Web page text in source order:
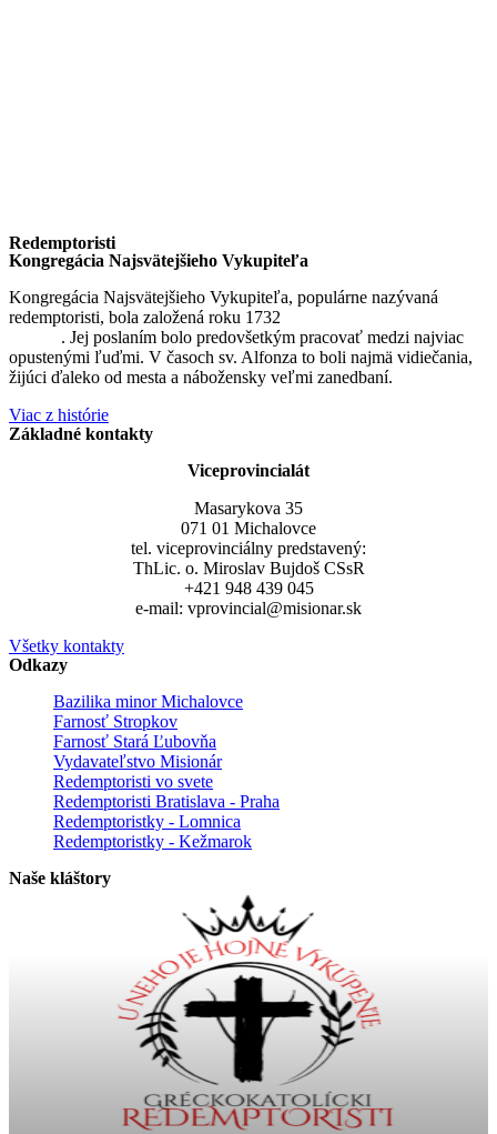
Redemptoristi
Kongregácia Najsvätejšieho Vykupiteľa
Kongregácia Najsvätejšieho Vykupiteľa, populárne nazývaná
redemptoristi, bola založená roku 1732
. Jej poslaním bolo predovšetkým pracovať medzi najviac
opustenými ľuďmi. V časoch sv. Alfonza to boli najmä vidiečania,
žijúci ďaleko od mesta a nábožensky veľmi zanedbaní.
Viac z histórie
Základné kontakty
Viceprovincialát
Masarykova 35
071 01 Michalovce
tel. viceprovinciálny predstavený:
ThLic. o. Miroslav Bujdoš CSsR
+421 948 439 045
e-mail: vprovincial@misionar.sk
Všetky kontakty
Odkazy
Bazilika minor Michalovce
Farnosť Stropkov
Farnosť Stará Ľubovňa
Vydavateľstvo Misionár
Redemptoristi vo svete
Redemptoristi Bratislava - Praha
Redemptoristky - Lomnica
Redemptoristky - Kežmarok
Naše kláštory